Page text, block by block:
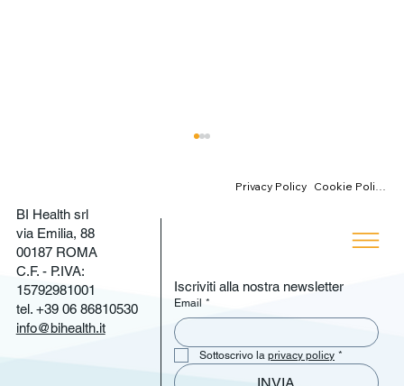
Michele Fanello al "DIGITAL HEALTH
REVOLUTION" di Assolombarda
BI Health srl
via Emilia, 88
00187 ROMA
C.F. - P.IVA:
15792981001
tel. +39 06 86810530
info@bihealth.it
Privacy Policy
Iscriviti alla nostra newsletter
Email *
Sottoscrivo la privacy policy *